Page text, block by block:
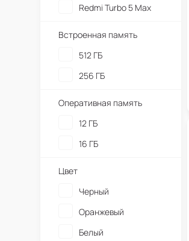
Redmi Turbo 5 Max
Встроенная память
512 ГБ
256 ГБ
Оперативная память
12 ГБ
16 ГБ
Цвет
Черный
Оранжевый
Белый